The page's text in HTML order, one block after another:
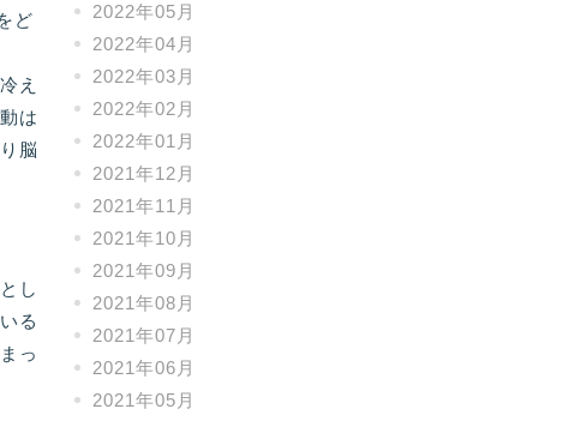
ど
え
は
脳
し
る
っ
2022年05月
2022年04月
2022年03月
2022年02月
2022年01月
2021年12月
2021年11月
2021年10月
2021年09月
2021年08月
2021年07月
2021年06月
2021年05月